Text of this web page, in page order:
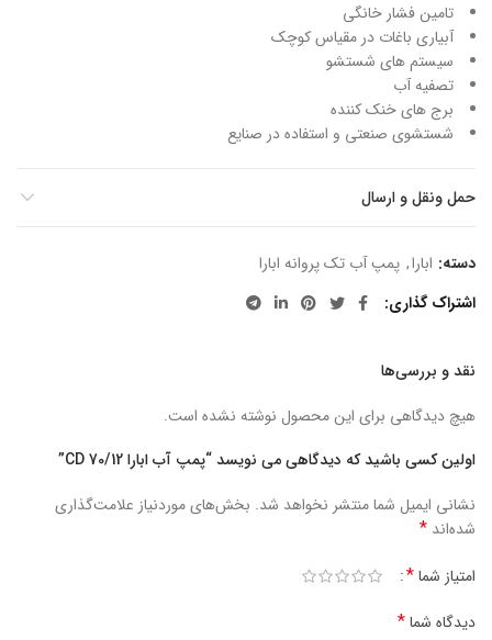
تامین فشار خانگی
آبیاری باغات در مقیاس کوچک
سیستم های شستشو
تصفیه آب
برج های خنک کننده
شستشوی صنعتی و استفاده در صنایع
حمل ونقل و ارسال
دسته: ابارا, پمپ آب تک پروانه ابارا
اشتراک گذاری
نقد و بررسی‌ها
هیچ دیدگاهی برای این محصول نوشته نشده است.
اولین کسی باشید که دیدگاهی می نویسد “پمپ آب ابارا CD 70/12”
نشانی ایمیل شما منتشر نخواهد شد. بخش‌های موردنیاز علامت‌گذاری
شده‌اند *
امتیاز شما*
دیدگاه شما*